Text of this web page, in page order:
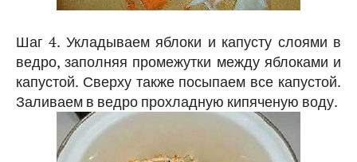
Шаг 4. Укладываем яблоки и капусту слоями в
ведро, заполняя промежутки между яблоками и
капустой. Сверху также посыпаем все капустой.
Заливаем в ведро прохладную кипяченую воду.